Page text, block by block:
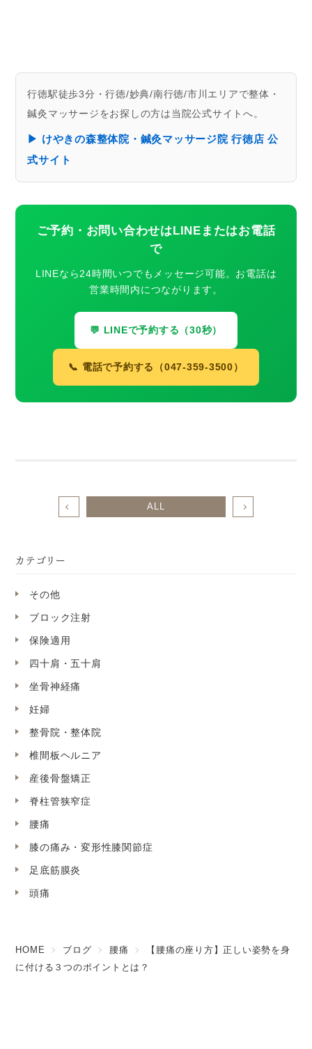
カテゴリー
その他
ブロック注射
保険適用
四十肩・五十肩
坐骨神経痛
妊婦
整骨院・整体院
椎間板ヘルニア
産後骨盤矯正
脊柱管狭窄症
腰痛
膝の痛み・変形性膝関節症
足底筋膜炎
頭痛
行徳駅徒歩3分・行徳/妙典/南行徳/市川エリアで整体・
鍼灸マッサージをお探しの方は当院公式サイトへ。
▶ けやきの森整体院・鍼灸マッサージ院 行徳店 公
式サイト
ご予約・お問い合わせはLINEまたはお電話
で
LINEなら24時間いつでもメッセージ可能。お電話は
営業時間内につながります。
💬 LINEで予約する（30秒）
📞 電話で予約する（047-359-3500）
ALL
HOME ブログ 腰痛
【腰痛の座り方】正しい姿勢を身
に付ける３つのポイントとは？